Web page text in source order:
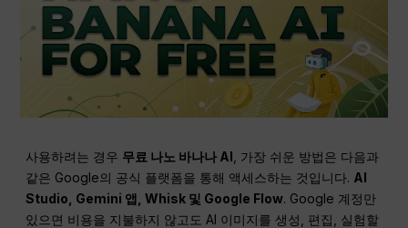
사용하려는 경우 무료 나노 바나나 AI , 가장 쉬운 방법은 다음과
같은 Google의 공식 플랫폼을 통해 액세스하는 것입니다. AI
Studio, Gemini 앱, Whisk 및 Google Flow. Google 계정만
있으면 비용을 지불하지 않고도 AI 이미지를 생성, 편집, 실험할